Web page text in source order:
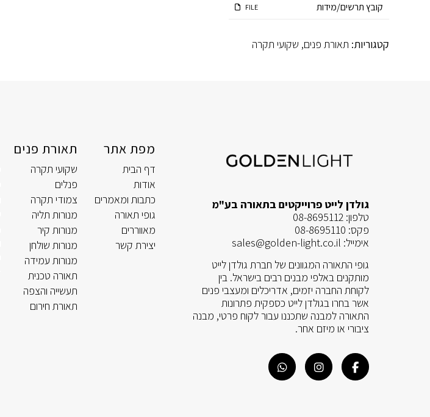
קובץ תרשים/מידות FILE
קטגוריות: תאורת פנים, שקועי תקרה
גולדן לייט פרוייקטים בתאורה בע"מ
טלפון: 08-8695112
פקס: 08-8695110
אימייל: sales@golden-light.co.il
גופי התאורה המגוונים של חברת גולדן לייט
מותקנים באלפי מבנים רבים בישראל. בין
לקוחת החברה יזמים, אדריכלים ומעצבי פנים
אשר בחרו בגולדן לייט כספקית פתרונות
התאורה למבנה שתכננו עבור לקוח פרטי, מבנה
ציבורי או מיזם אחר.
מפת אתר
דף הבית
אודות
כתבות ומאמרים
גופי תאורה
מאווררים
יצירת קשר
תאורת פנים
שקועי תקרה
פנלים
צמודי תקרה
מנורות תליה
מנורות קיר
מנורות שולחן
מנורות עמידה
תאורה טכנית
תעשייה והצפה
תאורת חירום